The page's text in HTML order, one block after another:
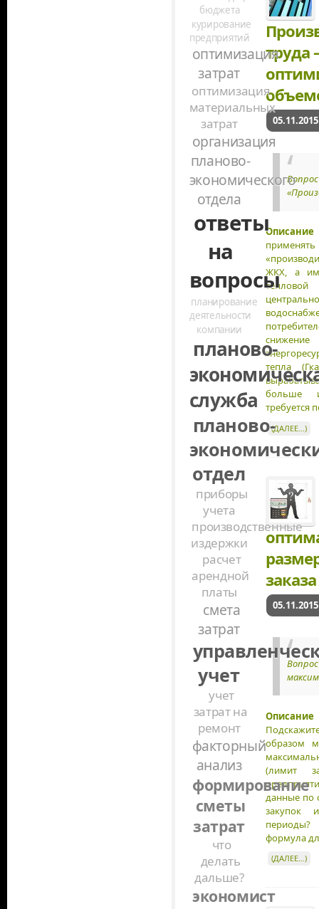
труда
05.11.2015
Описание
ЖКХ, а
тепла
больше
требуется
(ДАЛЕЕ…)
05.11.2015
Описание
образом
(лимит
данные по
закупок
периоды?
формула
(ДАЛЕЕ…)
бюджета
курирование
предприятий
оптимизация
затрат
оптимизация
материальных
затрат
организация
планово-
экономического
отдела
ответы
на
вопросы
планирование
деятельности
компании
планово-
служба
планово-
отдел
приборы
учета
производственные
издержки
расчет
арендной
платы
смета
затрат
учет
учет
затрат на
ремонт
факторный
анализ
формирование
сметы
затрат
что
делать
дальше?
экономист